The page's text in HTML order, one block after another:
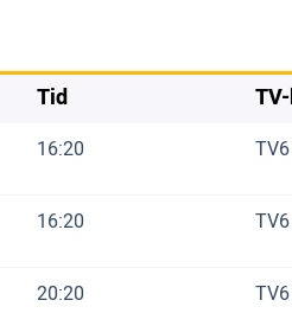
Tid
16:20
16:20
20:20